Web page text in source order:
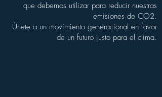
que debemos utilizar para reducir nuestras
emisiones de CO2.
​Únete a un movimiento generacional en favor
de un futuro justo para el clima.